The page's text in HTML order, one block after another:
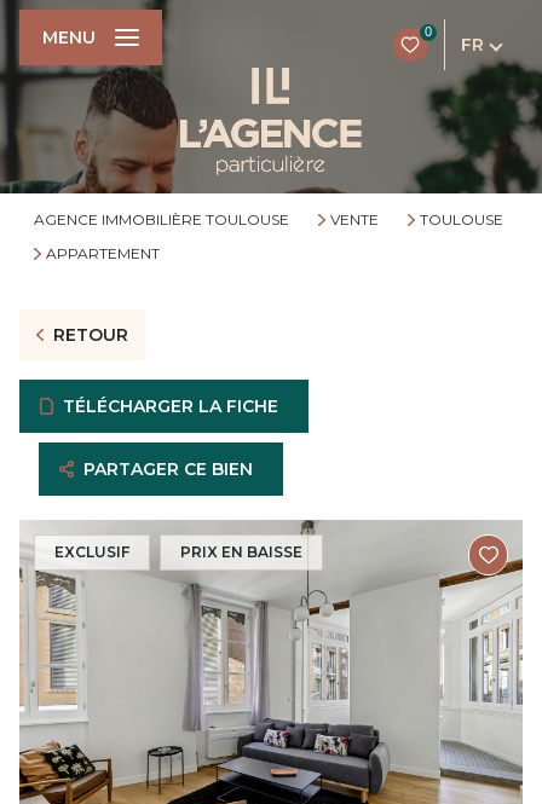
0
FR
MENU
AGENCE IMMOBILIÈRE TOULOUSE VENTE
TOULOUSE
APPARTEMENT
RETOUR
TÉLÉCHARGER LA FICHE
PARTAGER CE BIEN
EXCLUSIF PRIX EN BAISSE